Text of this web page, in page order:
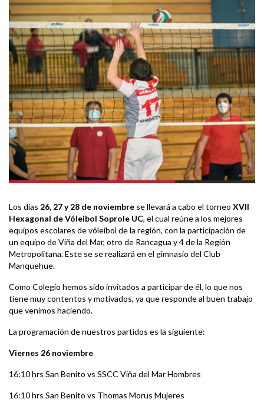
Los días 26, 27 y 28 de noviembre se llevará a cabo el torneo XVII
Hexagonal de Vóleibol Soprole UC, el cual reúne a los mejores
equipos escolares de vóleibol de la región, con la participación de
un equipo de Viña del Mar, otro de Rancagua y 4 de la Región
Metropolitana. Este se se realizará en el gimnasio del Club
Manquehue.
Como Colegio hemos sido invitados a participar de él, lo que nos
tiene muy contentos y motivados, ya que responde al buen trabajo
que venimos haciendo.
La programación de nuestros partidos es la siguiente:
Viernes 26 noviembre
16:10 hrs San Benito vs SSCC Viña del Mar Hombres
16:10 hrs San Benito vs Thomas Morus Mujeres